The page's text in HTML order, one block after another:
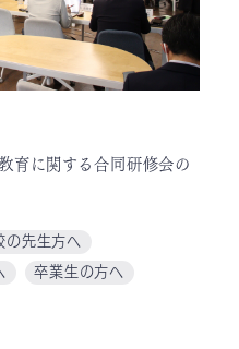
育に関する合同研修会の
の先生方へ
卒業生の方へ